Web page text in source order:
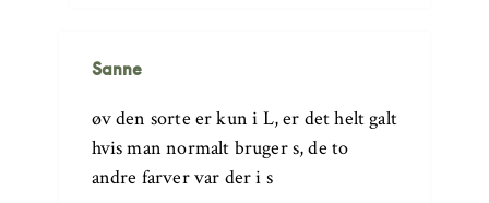
Sanne
øv den sorte er kun i L, er det helt galt
hvis man normalt bruger s, de to
andre farver var der i s